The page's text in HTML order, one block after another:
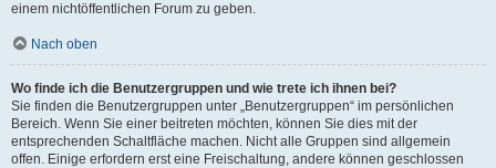
einem nichtöffentlichen Forum zu geben.
Nach oben
Wo finde ich die Benutzergruppen und wie trete ich ihnen bei?
Sie finden die Benutzergruppen unter „Benutzergruppen“ im persönlichen
Bereich. Wenn Sie einer beitreten möchten, können Sie dies mit der
entsprechenden Schaltfläche machen. Nicht alle Gruppen sind allgemein
offen. Einige erfordern erst eine Freischaltung, andere können geschlossen